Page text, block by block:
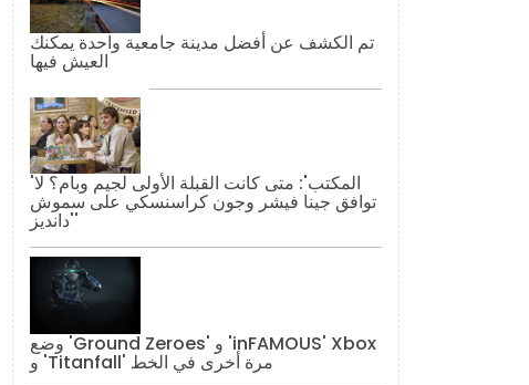
تم الكشف عن أفضل مدينة جامعية واحدة يمكنك
العيش فيها
'المكتب': متى كانت القبلة الأولى لجيم وبام؟ لا
توافق جينا فيشر وجون كراسنسكي على سموش
'دانديز'
وضع 'Ground Zeroes' و 'inFAMOUS' Xbox
و 'Titanfall' مرة أخرى في الخط